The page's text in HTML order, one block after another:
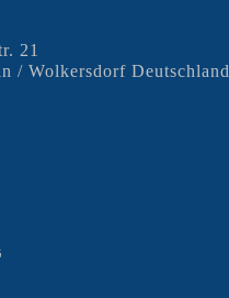
21
/ Wolkersdorf Deutschland